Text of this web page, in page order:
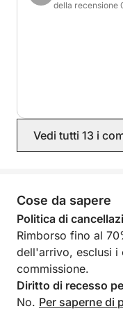
ponte.
- Scopri spiagge e
- Gusta una
sistemi.
Ciò che rende
combinazione di
oltre 20 anni di
queste acque, il tuo
della recensione
Vedi tutti 13 i
Cose da sapere
Politica di
Rimborso fino al
dell'arrivo, esclusi i
commissione.
Diritto di recesso
No. Per saperne di